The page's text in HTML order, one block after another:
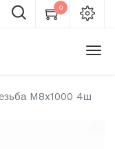
0
M8x1000 4ш